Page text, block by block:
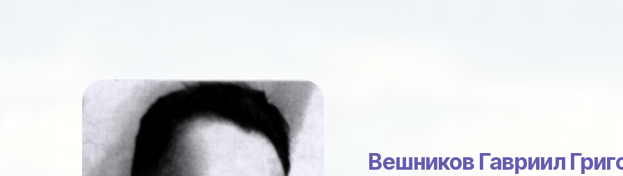
Вешников Гавриил